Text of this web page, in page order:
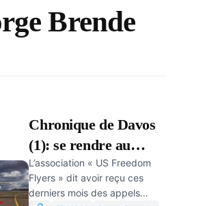
Brende
Chronique de Davos
(1): se rendre au
WEF avec un pilote
non vacciné?
L’association « US Freedom
Flyers » dit avoir reçu ces
derniers mois des appels